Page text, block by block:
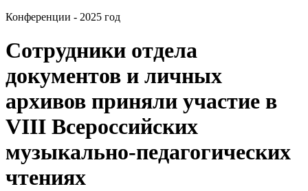
Конференции - 2025 год
Сотрудники отдела
документов и личных
архивов приняли участие в
VIII Всероссийских
музыкально-педагогических
чтениях